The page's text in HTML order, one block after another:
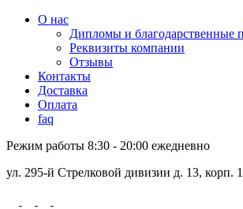
О нас
Дипломы и благодарственные
Реквизиты компании
Отзывы
Контакты
Доставка
Оплата
faq
Режим работы 8:30 - 20:00 ежедневно
ул. 295-й Стрелковой дивизии д. 13, корп. 1